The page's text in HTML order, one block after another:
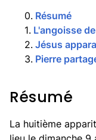
0. Résumé
1. L'angoisse
2. Jésus
3. Pierre
Résumé
La huitième